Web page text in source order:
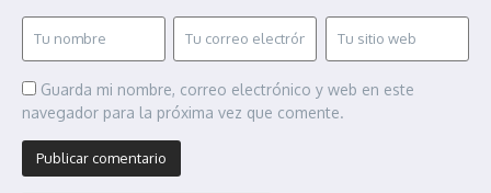
Guarda mi nombre, correo electrónico y web en este
navegador para la próxima vez que comente.